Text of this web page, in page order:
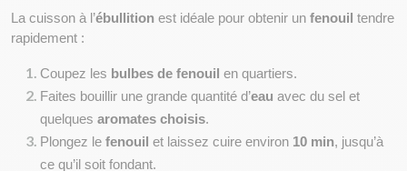
La cuisson à l’ébullition est idéale pour obtenir un fenouil tendre
rapidement :
Coupez les bulbes de fenouil en quartiers.
Faites bouillir une grande quantité d’eau avec du sel et
quelques aromates choisis.
Plongez le fenouil et laissez cuire environ 10 min, jusqu’à
ce qu’il soit fondant.